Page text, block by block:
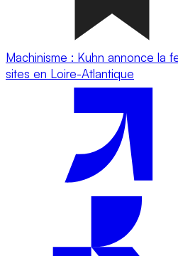
Machinisme : Kuhn annonce la
sites en Loire-Atlantique